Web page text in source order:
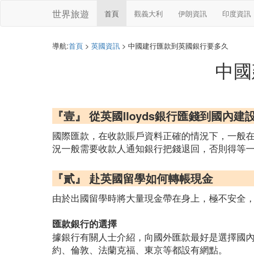
世界旅遊 首頁 觀義大利 伊朗資訊 印度資訊
導航:首頁 > 英國資訊 > 中國建行匯款到英國銀行要多久
中
『壹』 從英國lloyds銀行匯錢到國內
國際匯款，在收款賬戶資料正確的情況下，一般
況一般需要收款人通知銀行把錢退回，否則得等
『貳』 赴英國留學如何轉帳現金
由於出國留學時將大量現金帶在身上，極不安全
匯款銀行的選擇
據銀行有關人士介紹，向國外匯款最好是選擇國
約、倫敦、法蘭克福、東京等都設有網點。